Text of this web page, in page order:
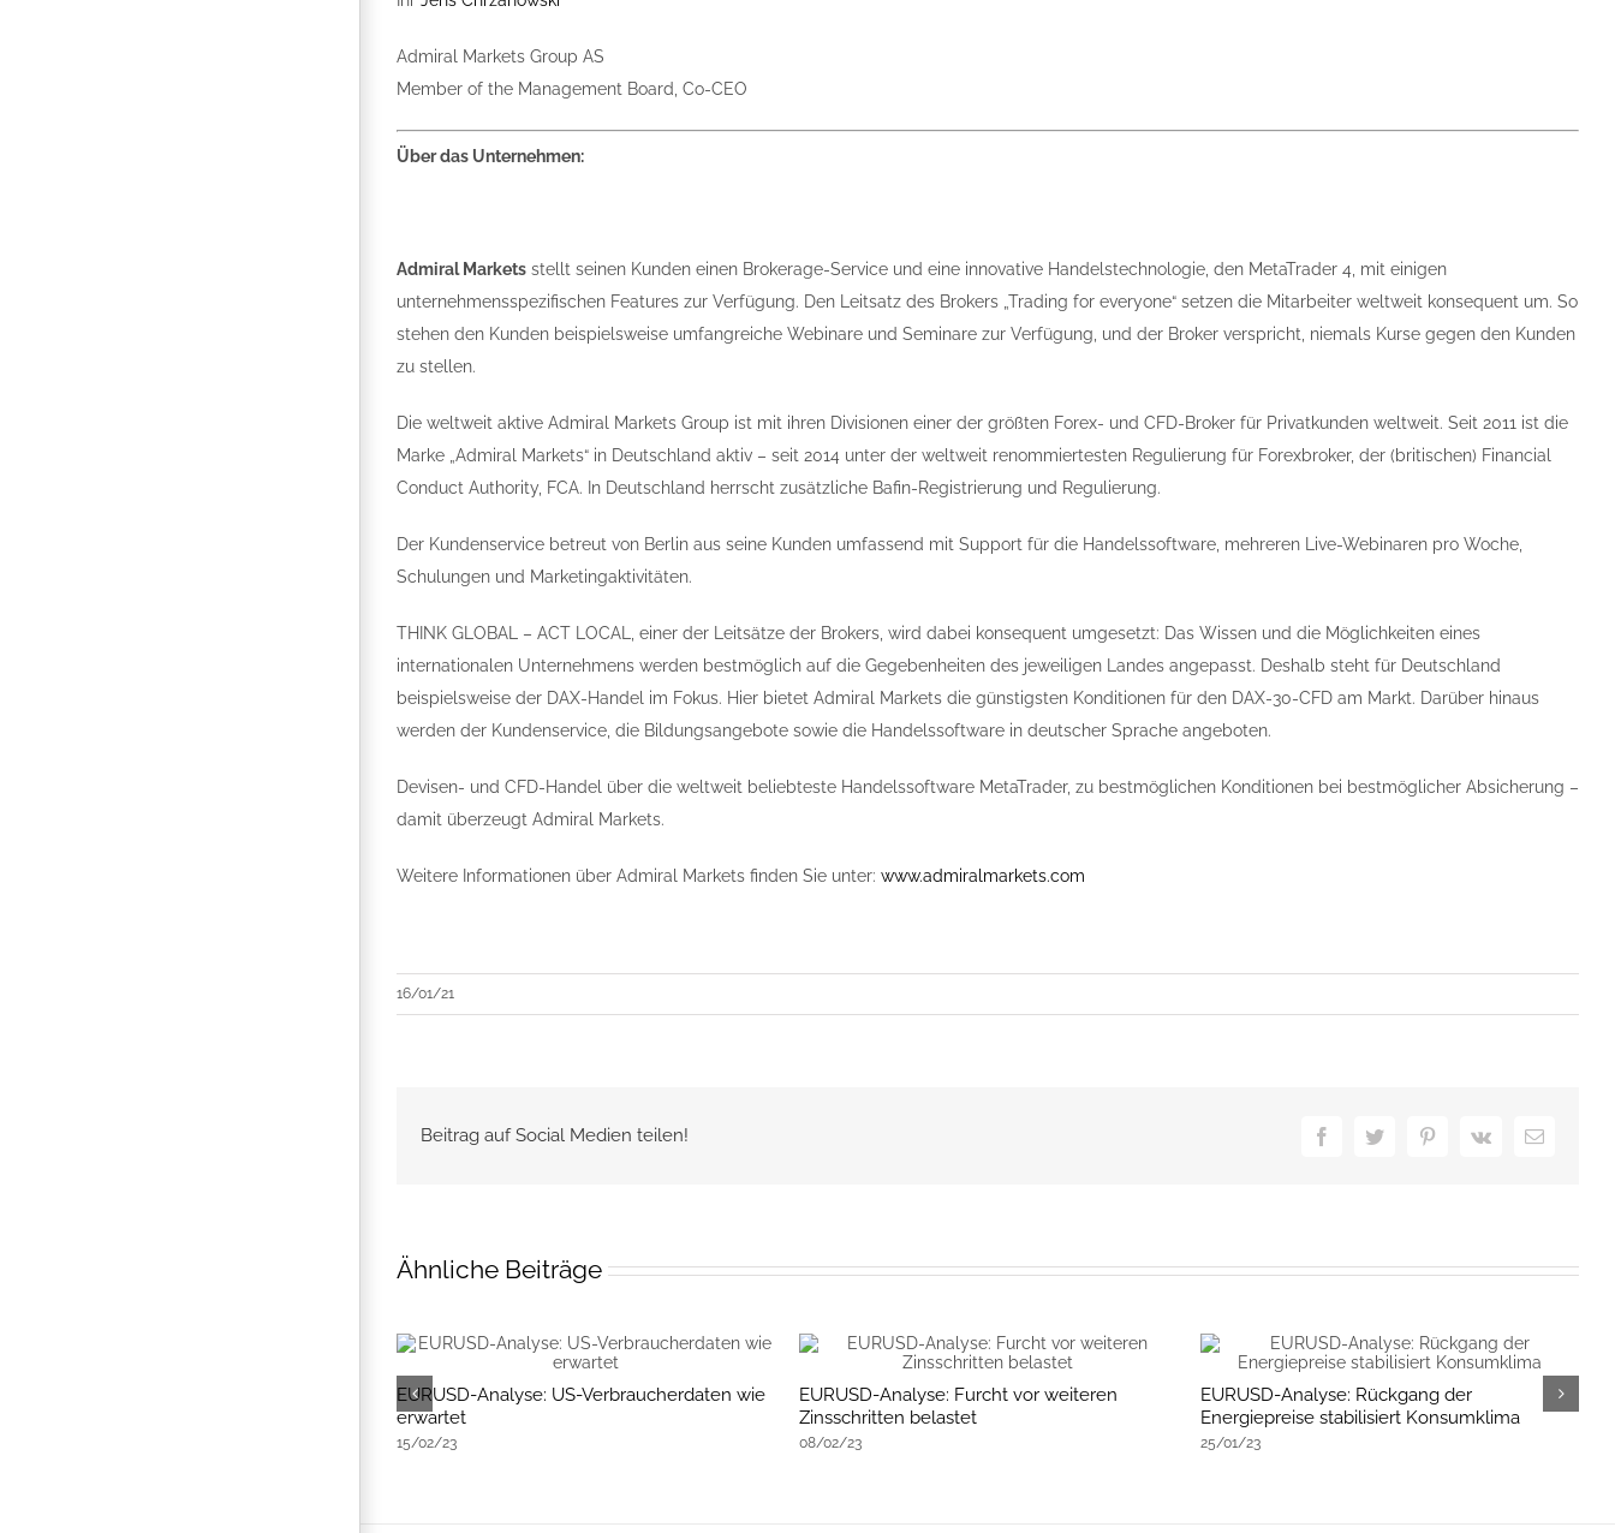
Admiral Markets Group AS
Member of the Management Board, Co-CEO
Über das Unternehmen:
Admiral Markets stellt seinen Kunden einen Brokerage-Service und eine innovative Handelstechnologie, den MetaTrader 4, mit einigen
unternehmensspezifischen Features zur Verfügung. Den Leitsatz des Brokers „Trading for everyone“ setzen die Mitarbeiter weltweit konsequent um. So
stehen den Kunden beispielsweise umfangreiche Webinare und Seminare zur Verfügung, und der Broker verspricht, niemals Kurse gegen den Kunden
zu stellen.
Die weltweit aktive Admiral Markets Group ist mit ihren Divisionen einer der größten Forex- und CFD-Broker für Privatkunden weltweit. Seit 2011 ist die
Marke „Admiral Markets“ in Deutschland aktiv – seit 2014 unter der weltweit renommiertesten Regulierung für Forexbroker, der (britischen) Financial
Conduct Authority, FCA. In Deutschland herrscht zusätzliche Bafin-Registrierung und Regulierung.
Der Kundenservice betreut von Berlin aus seine Kunden umfassend mit Support für die Handelssoftware, mehreren Live-Webinaren pro Woche,
Schulungen und Marketingaktivitäten.
THINK GLOBAL – ACT LOCAL, einer der Leitsätze der Brokers, wird dabei konsequent umgesetzt: Das Wissen und die Möglichkeiten eines
internationalen Unternehmens werden bestmöglich auf die Gegebenheiten des jeweiligen Landes angepasst. Deshalb steht für Deutschland
beispielsweise der DAX-Handel im Fokus. Hier bietet Admiral Markets die günstigsten Konditionen für den DAX-30-CFD am Markt. Darüber hinaus
werden der Kundenservice, die Bildungsangebote sowie die Handelssoftware in deutscher Sprache angeboten.
Devisen- und CFD-Handel über die weltweit beliebteste Handelssoftware MetaTrader, zu bestmöglichen Konditionen bei bestmöglicher Absicherung –
damit überzeugt Admiral Markets.
Weitere Informationen über Admiral Markets finden Sie unter: www.admiralmarkets.com
16/01/21
Beitrag auf Social Medien teilen! FacebookTwitterPinterest
Vk
E-
Ähnliche Beiträge
EURUSD-Analyse: US-Verbraucherdaten wie
erwartet
15/02/23
EURUSD-Analyse: Furcht vor weiteren
Zinsschritten belastet
08/02/23
EURUSD-Analyse: Rückgang der
Energiepreise stabilisiert Konsumklima
25/01/23